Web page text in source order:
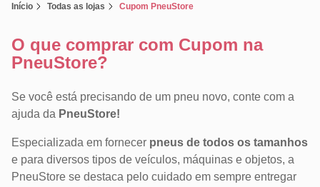
Início Todas as lojas Cupom PneuStore
O que comprar com Cupom na
PneuStore?
Se você está precisando de um pneu novo, conte com a
ajuda da PneuStore!
Especializada em fornecer pneus de todos os tamanhos
e para diversos tipos de veículos, máquinas e objetos, a
PneuStore se destaca pelo cuidado em sempre entregar